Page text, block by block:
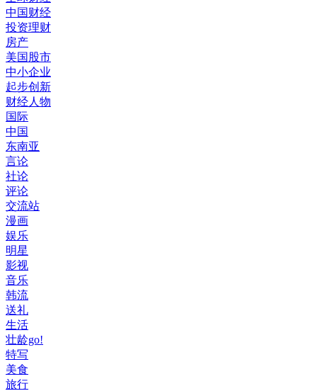
中国财经
投资理财
房产
美国股市
中小企业
起步创新
财经人物
国际
中国
东南亚
言论
社论
评论
交流站
漫画
娱乐
明星
影视
音乐
韩流
送礼
生活
壮龄go!
特写
美食
旅行